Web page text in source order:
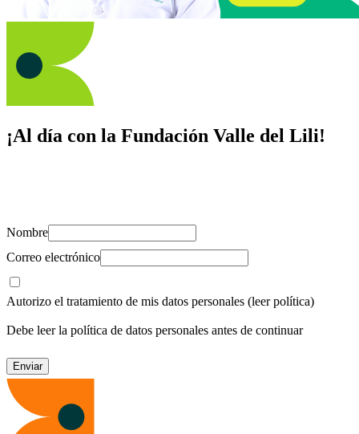
¡Al día con la Fundación Valle del Lili!
Nombre
Correo electrónico
Autorizo el tratamiento de mis datos personales (leer política)
Debe leer la política de datos personales antes de continuar